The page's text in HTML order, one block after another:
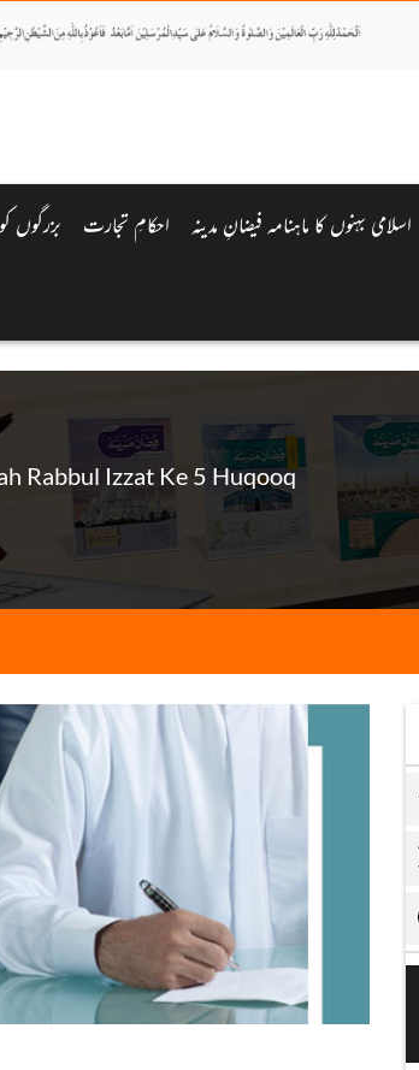
اسلامی بہنوں کا ماہنامہ فیضانِ مدینہ احکامِ تجارت بزرگوں
Rabbul Izzat Ke 5 Huqooq